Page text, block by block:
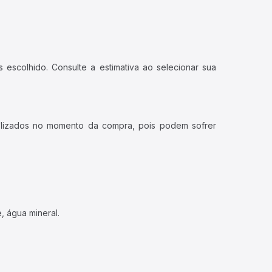
Consulte a estimativa ao selecionar sua
no momento da compra, pois podem sofrer
água mineral.